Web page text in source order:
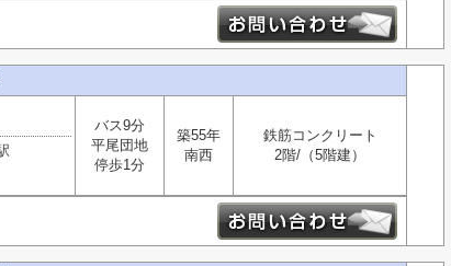
バス9分
平尾団地
停歩1分
築55年
南西
鉄筋コンクリート
2階/（5階建）